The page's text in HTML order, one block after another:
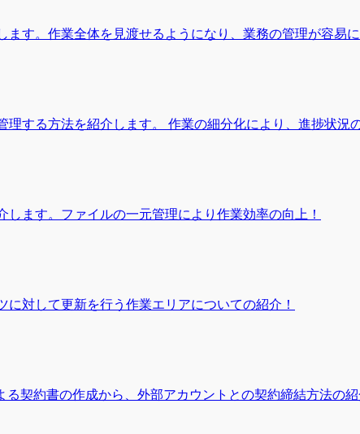
す。作業全体を見渡せるようになり、業務の管理が容易
する方法を紹介します。 作業の細分化により、進捗状況
ます。ファイルの一元管理により作業効率の向上！
対して更新を行う作業エリアについての紹介！
契約書の作成から、外部アカウントとの契約締結方法の